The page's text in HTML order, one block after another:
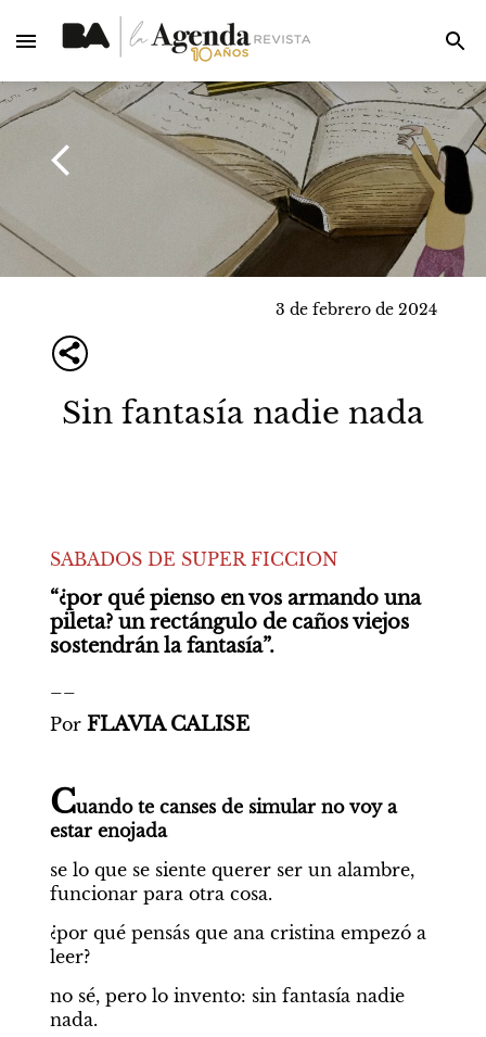
3 de febrero de 2024
Sin fantasía nadie nada
SABADOS DE SUPER FICCION
“¿por qué pienso en vos armando una
pileta? un rectángulo de caños viejos
sostendrán la fantasía”.
Por FLAVIA CALISE
Cuando te canses de simular no voy a
estar enojada
se lo que se siente querer ser un alambre,
funcionar para otra cosa.
¿por qué pensás que ana cristina empezó a
leer?
no sé, pero lo invento: sin fantasía nadie
nada.